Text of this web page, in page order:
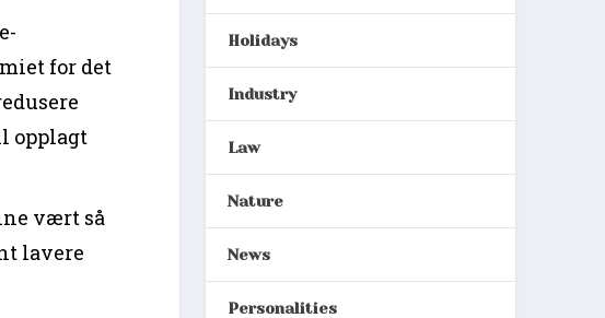
for det
opplagt
vært så
lavere
Holidays
Industry
Law
Nature
News
Personalities